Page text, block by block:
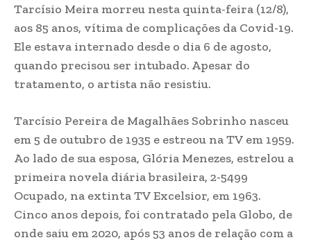
Tarcísio Meira morreu nesta quinta-feira (12/8),
aos 85 anos, vítima de complicações da Covid-19.
Ele estava internado desde o dia 6 de agosto,
quando precisou ser intubado. Apesar do
tratamento, o artista não resistiu.
Tarcísio Pereira de Magalhães Sobrinho nasceu
em 5 de outubro de 1935 e estreou na TV em 1959.
Ao lado de sua esposa, Glória Menezes, estrelou a
primeira novela diária brasileira, 2-5499
Ocupado, na extinta TV Excelsior, em 1963.
Cinco anos depois, foi contratado pela Globo, de
onde saiu em 2020, após 53 anos de relação com a